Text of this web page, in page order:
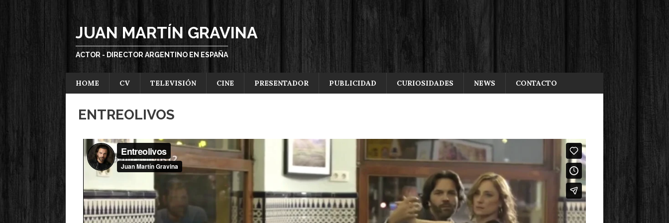
JUAN MARTÍN GRAVINA
ACTOR - DIRECTOR ARGENTINO EN ESPAÑA
HOME CV TELEVISIÓN CINE PRESENTADOR PUBLICIDAD CURIOSIDADES NEWS CONTACTO
ENTREOLIVOS